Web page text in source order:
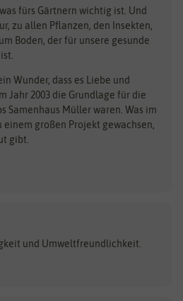
Dürr-Samen
elho
Feldsaaten Freudenberger
Fertil
Flora Elite
Hortitops
fürs Gärtnern wichtig ist. Und
zu allen Pflanzen, den Insekten,
Boden, der für unsere gesunde
Wunder, dass es Liebe und
Jahr 2003 die Grundlage für die
Samenhaus Müller waren. Was im
einem großen Projekt gewachsen,
gibt.
und Umweltfreundlichkeit.